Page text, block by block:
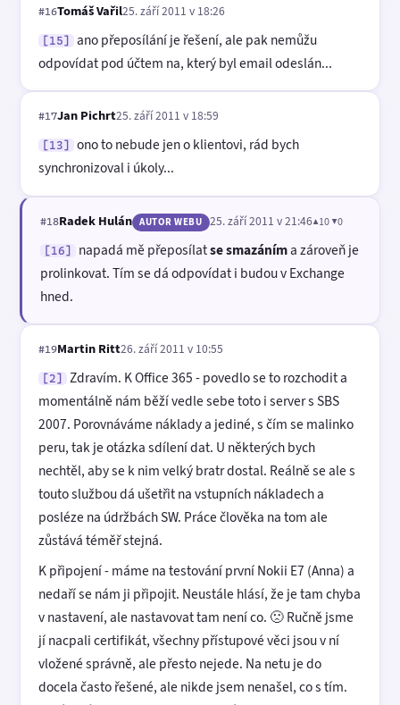
#16Tomáš Vařil25. září 2011 v 18:26
[15]
ano přeposílání je řešení, ale pak nemůžu
odpovídat pod účtem na, který byl email odeslán...
#17Jan Pichrt25. září 2011 v 18:59
[13]
ono to nebude jen o klientovi, rád bych
synchronizoval i úkoly...
#18Radek Hulán AUTOR WEBU 25. září 2011 v 21:46▲10 ▼0
[16] napadá mě přeposílatse smazáníma zároveň je
prolinkovat. Tím se dá odpovídat i budou v Exchange
hned.
#19Martin Ritt26. září 2011 v 10:55
[2]
Zdravím. K Office 365 - povedlo se to rozchodit a
momentálně nám běží vedle sebe toto i server s SBS
2007. Porovnáváme náklady a jediné, s čím se malinko
peru, tak je otázka sdílení dat. U některých bych
nechtěl, aby se k nim velký bratr dostal. Reálně se ale s
touto službou dá ušetřit na vstupních nákladech a
posléze na údržbách SW. Práce člověka na tom ale
zůstává téměř stejná.
K připojení - máme na testování první Nokii E7 (Anna) a
nedaří se nám ji připojit. Neustále hlásí, že je tam chyba
v nastavení, ale nastavovat tam není co. 🙁 Ručně jsme
jí nacpali certifikát, všechny přístupové věci jsou v ní
vložené správně, ale přesto nejede. Na netu je do
docela často řešené, ale nikde jsem nenašel, co s tím.